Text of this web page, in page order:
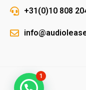
+31(0)10 808
1